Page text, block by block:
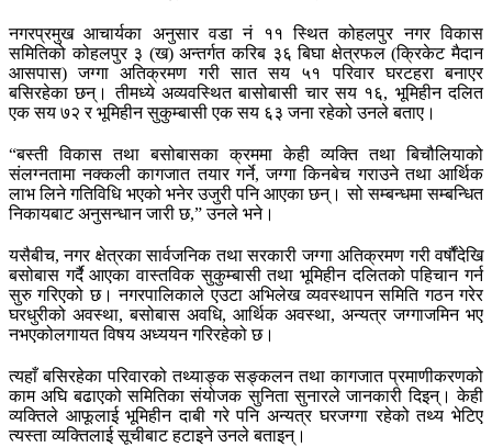
नगरप्रमुख आचार्यका अनुसार वडा नं ११ स्थित कोहलपुर नगर विकास
समितिको कोहलपुर ३ (ख) अन्तर्गत करिब ३६ बिघा क्षेत्रफल (क्रिकेट मैदान
आसपास) जग्गा अतिक्रमण गरी सात सय ५१ परिवार घरटहरा बनाएर
बसिरहेका छन्। तीमध्ये अव्यवस्थित बासोबासी चार सय १६, भूमिहीन दलित
एक सय ७२ र भूमिहीन सुकुम्बासी एक सय ६३ जना रहेको उनले बताए।
“बस्ती विकास तथा बसोबासका क्रममा केही व्यक्ति तथा बिचौलियाको
संलग्नतामा नक्कली कागजात तयार गर्ने, जग्गा किनबेच गराउने तथा आर्थिक
लाभ लिने गतिविधि भएको भनेर उजुरी पनि आएका छन्। सो सम्बन्धमा सम्बन्धित
निकायबाट अनुसन्धान जारी छ,” उनले भने।
यसैबीच, नगर क्षेत्रका सार्वजनिक तथा सरकारी जग्गा अतिक्रमण गरी वर्षौंदेखि
बसोबास गर्दै आएका वास्तविक सुकुम्बासी तथा भूमिहीन दलितको पहिचान गर्न
सुरु गरिएको छ। नगरपालिकाले एउटा अभिलेख व्यवस्थापन समिति गठन गरेर
घरधुरीको अवस्था, बसोबास अवधि, आर्थिक अवस्था, अन्यत्र जग्गाजमिन भए
नभएकोलगायत विषय अध्ययन गरिरहेको छ।
त्यहाँ बसिरहेका परिवारको तथ्याङ्क सङ्कलन तथा कागजात प्रमाणीकरणको
काम अघि बढाएको समितिका संयोजक सुनिता सुनारले जानकारी दिइन्। केही
व्यक्तिले आफूलाई भूमिहीन दाबी गरे पनि अन्यत्र घरजग्गा रहेको तथ्य भेटिए
त्यस्ता व्यक्तिलाई सूचीबाट हटाइने उनले बताइन्।